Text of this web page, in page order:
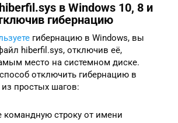
в Windows 10, 8 и
гибернацию
гибернацию в Windows, вы
hiberfil.sys, отключив её,
место на системном диске.
отключить гибернацию в
простых шагов:
командную строку от имени